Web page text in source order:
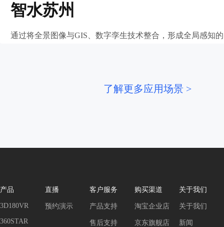
智水苏州
通过将全景图像与GIS、数字孪生技术整合，形成全局感知
了解更多应用场景 >
产品
3D180VR
360STAR
直播
预约演示
客户服务
产品支持
售后支持
购买渠道
淘宝企业店
京东旗舰店
关于我们
关于我们
新闻